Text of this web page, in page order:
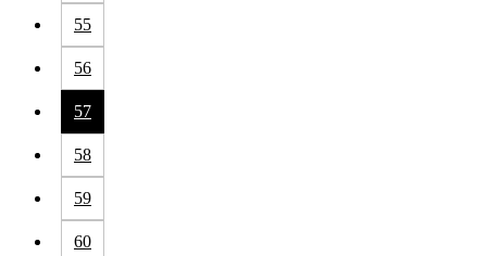
55
56
57
58
59
60